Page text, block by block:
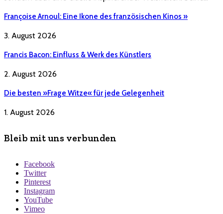
Françoise Arnoul: Eine Ikone des französischen Kinos »
3. August 2026
Francis Bacon: Einfluss & Werk des Künstlers
2. August 2026
Die besten »Frage Witze« für jede Gelegenheit
1. August 2026
Bleib mit uns verbunden
Facebook
Twitter
Pinterest
Instagram
YouTube
Vimeo